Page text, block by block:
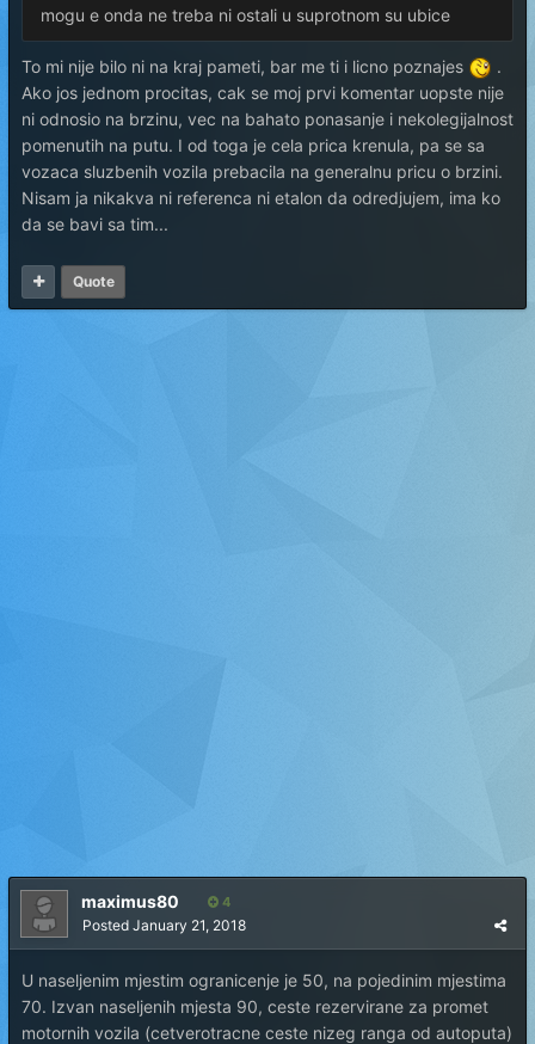
mogu e onda ne treba ni ostali u suprotnom su ubice
To mi nije bilo ni na kraj pameti, bar me ti i licno poznajes
.
Ako jos jednom procitas, cak se moj prvi komentar uopste nije
ni odnosio na brzinu, vec na bahato ponasanje i nekolegijalnost
pomenutih na putu. I od toga je cela prica krenula, pa se sa
vozaca sluzbenih vozila prebacila na generalnu pricu o brzini.
Nisam ja nikakva ni referenca ni etalon da odredjujem, ima ko
da se bavi sa tim...
Quote
maximus80 4
Posted January 21, 2018
U naseljenim mjestim ogranicenje je 50, na pojedinim mjestima
70. Izvan naseljenih mjesta 90, ceste rezervirane za promet
motornih vozila (cetverotracne ceste nizeg ranga od autoputa)